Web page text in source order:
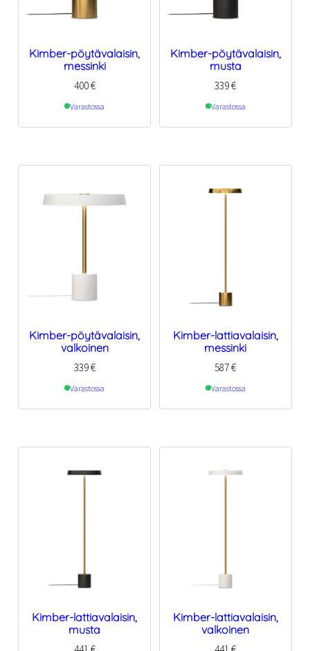
Kimber-pöytävalaisin,
messinki
400€
Varastossa
Kimber-pöytävalaisin,
musta
339€
Varastossa
Kimber-pöytävalaisin,
valkoinen
339€
Varastossa
Kimber-lattiavalaisin,
messinki
587€
Varastossa
Kimber-lattiavalaisin,
musta
Kimber-lattiavalaisin,
valkoinen